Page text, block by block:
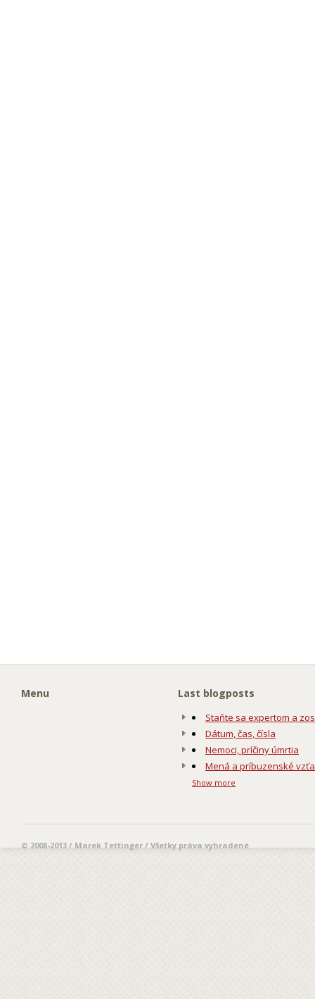
Menu Last blogposts
Staňte sa expertom a
Dátum, čas, čísla
Nemoci, príčiny úmrtia
Mená a príbuzenské
Show more
© 2008-2013 / Marek Tettinger / Všetky práva vyhradené